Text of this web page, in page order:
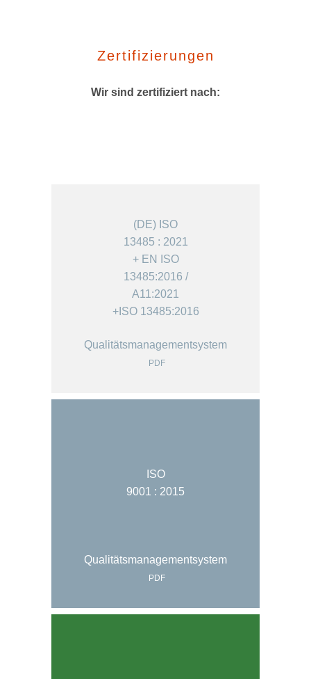
Zertifizierungen
Wir sind zertifiziert nach:
(DE) ISO
13485 : 2021
+ EN ISO
13485:2016 /
A11:2021
+ISO 13485:2016
Qualitätsmanagementsystem
PDF
ISO
9001 : 2015
Qualitätsmanagementsystem
PDF